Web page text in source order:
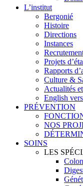
L’institut
Bergonié
Histoire
Directions
Instances
Projets
Rapports
Culture &
Actualités
English
PRÉVENTION
NOS
SOINS
LES